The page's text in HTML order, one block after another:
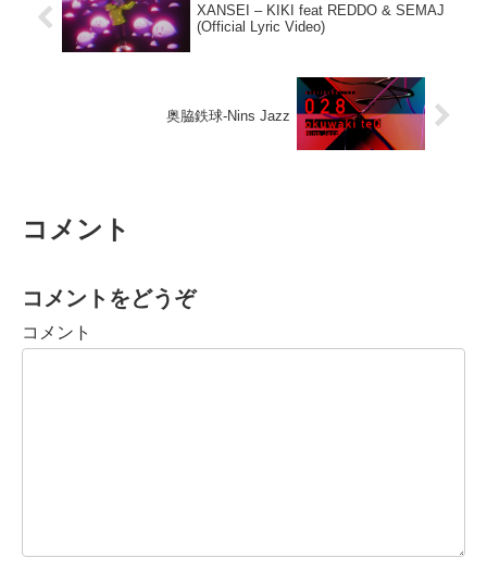
XANSEI – KIKI feat REDDO & SEMAJ
(Official Lyric Video)
奥脇鉄球-Nins Jazz
コメント
コメントをどうぞ
コメント